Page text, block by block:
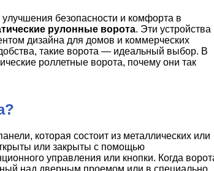
безопасности и комфорта в
рулонные ворота. Эти устройства
дизайна для домов и коммерческих
такие ворота — идеальный выбор. В
роллетные ворота, почему они так
которая состоит из металлических или
или закрыты с помощью
управления или кнопки. Когда
над дверным проемом или в специально